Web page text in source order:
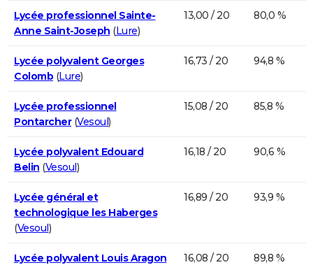
Lycée professionnel Sainte-
Anne Saint-Joseph (Lure)
13,00 / 20 80,0 %
Lycée polyvalent Georges
Colomb (Lure)
16,73 / 20 94,8 %
Lycée professionnel
Pontarcher(Vesoul)
15,08 / 20 85,8 %
Lycée polyvalent Edouard
Belin (Vesoul)
16,18 / 20 90,6 %
Lycée général et
technologique les Haberges
(Vesoul)
16,89 / 20 93,9 %
Lycée polyvalent Louis Aragon
16,08 / 20 89,8 %